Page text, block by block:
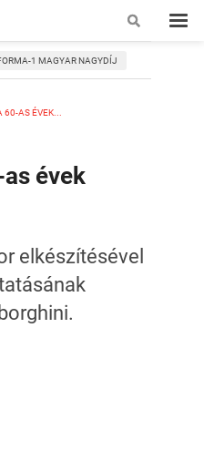
1 MAGYAR NAGYDÍJ
AS ÉVEK...
évek
elkészítésével